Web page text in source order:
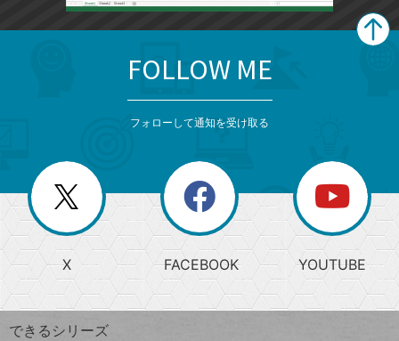
じ
る
search
検
索
上
昇
ワ
ー
閉
じ
る
ー
か
ら
探
す
FOLLOW ME
フォローして通知を受け取る
X FACEBOOK YOUTUBE
できるシリーズ